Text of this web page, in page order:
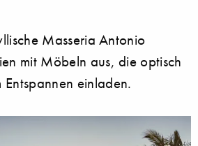
Masseria Antonio
mit Möbeln aus, die optisch
einladen.